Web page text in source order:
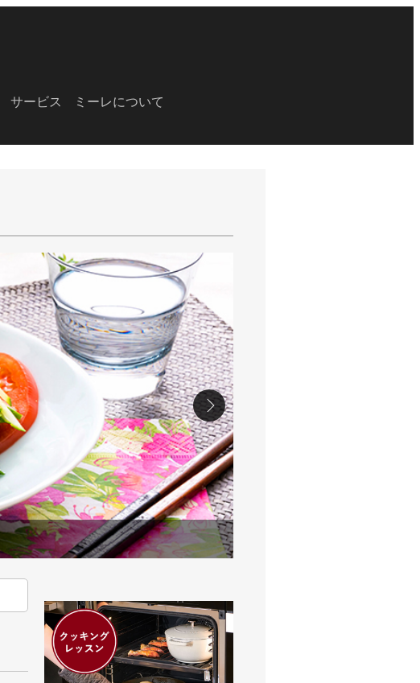
サービス
ミーレについて
2026-01-01【要予約】Miele Chef’s Table ～ プロのシェフと楽しむMieleの